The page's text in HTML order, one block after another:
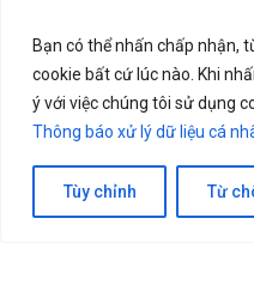
Bạn có thể nhấn chấp nhận,
cookie bất cứ lúc nào. Khi
ý với việc chúng tôi sử dụng
Thông báo xử lý dữ liệu cá
Tùy chỉnh Từ
Thông báo xử